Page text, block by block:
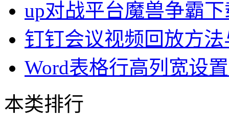
up对战平台魔兽争霸
钉钉会议视频回放方
Word表格行高列宽设
本类排行